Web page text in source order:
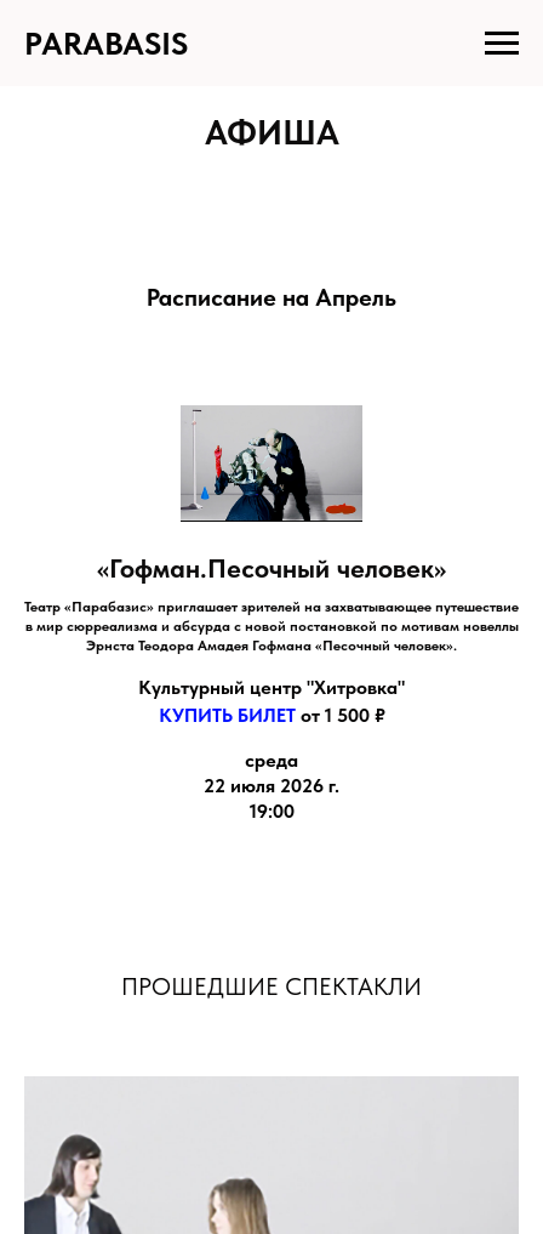
PARABASIS
АФИША
Расписание на Апрель
«Гофман.Песочный человек»
Театр «Парабазис» приглашает зрителей на захватывающее путешествие
в мир сюрреализма и абсурда с новой постановкой по мотивам новеллы
Эрнста Теодора Амадея Гофмана «Песочный человек».
Культурный центр "Хитровка"
КУПИТЬ БИЛЕТ от 1 500 ₽
среда
22 июля 2026 г.
19:00
ПРОШЕДШИЕ СПЕКТАКЛИ